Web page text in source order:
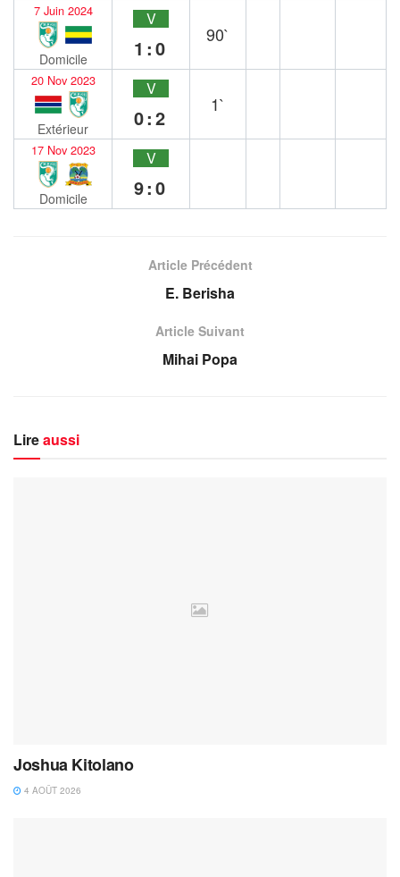
7 Juin 2024
Domicile
V
1:0
90`
20 Nov 2023
Extérieur
V
0:2
1`
17 Nov 2023
Domicile
V
9:0
Article Précédent
E. Berisha
Article Suivant
Mihai Popa
Lireaussi
Joshua Kitolano
4 AOÛT 2026